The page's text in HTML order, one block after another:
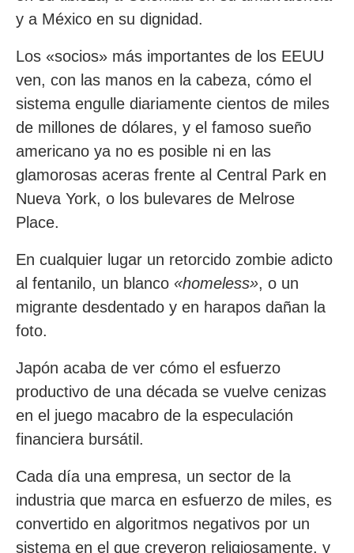
y a México en su dignidad.
Los «socios» más importantes de los EEUU
ven, con las manos en la cabeza, cómo el
sistema engulle diariamente cientos de miles
de millones de dólares, y el famoso sueño
americano ya no es posible ni en las
glamorosas aceras frente al Central Park en
Nueva York, o los bulevares de Melrose
Place.
En cualquier lugar un retorcido zombie adicto
al fentanilo, un blanco «homeless», o un
migrante desdentado y en harapos dañan la
foto.
Japón acaba de ver cómo el esfuerzo
productivo de una década se vuelve cenizas
en el juego macabro de la especulación
financiera bursátil.
Cada día una empresa, un sector de la
industria que marca en esfuerzo de miles, es
convertido en algoritmos negativos por un
sistema en el que creyeron religiosamente, y